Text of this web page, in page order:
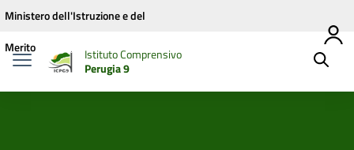
Vai ai contenuti
Vai al menu di navigazione
Vai al footer
Ministero dell'Istruzione e del
Merito
Istituto Comprensivo
Perugia 9